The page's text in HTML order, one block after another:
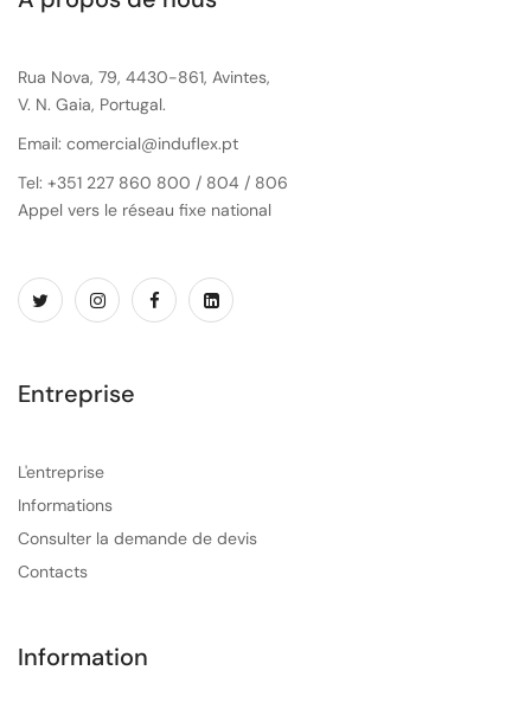
Rua Nova, 79, 4430-861, Avintes,
V. N. Gaia, Portugal.
Email: comercial@induflex.pt
Tel: +351 227 860 800 / 804 / 806
Appel vers le réseau fixe national
Entreprise
L'entreprise
Informations
Consulter la demande de devis
Contacts
Information